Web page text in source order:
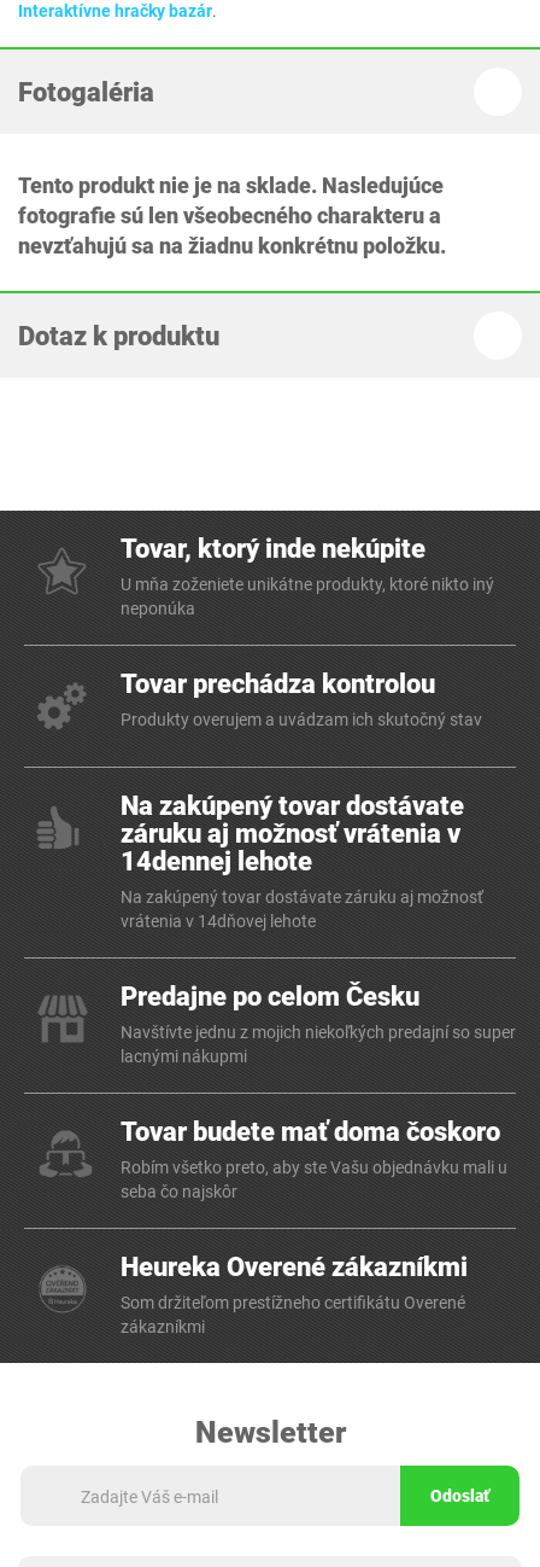
Interaktívne hračky bazár.
Fotogaléria
Tento produkt nie je na sklade. Nasledujúce
fotografie sú len všeobecného charakteru a
nevzťahujú sa na žiadnu konkrétnu položku.
Dotaz k produktu
Tovar, ktorý inde nekúpite
U mňa zoženiete unikátne produkty, ktoré nikto iný
neponúka
Tovar prechádza kontrolou
Produkty overujem a uvádzam ich skutočný stav
Na zakúpený tovar dostávate
záruku aj možnosť vrátenia v
14dennej lehote
Na zakúpený tovar dostávate záruku aj možnosť
vrátenia v 14dňovej lehote
Predajne po celom Česku
Navštívte jednu z mojich niekoľkých predajní so super
lacnými nákupmi
Tovar budete mať doma čoskoro
Robím všetko preto, aby ste Vašu objednávku mali u
seba čo najskôr
Heureka Overené zákazníkmi
Som držiteľom prestížneho certifikátu Overené
zákazníkmi
Newsletter
Odoslať